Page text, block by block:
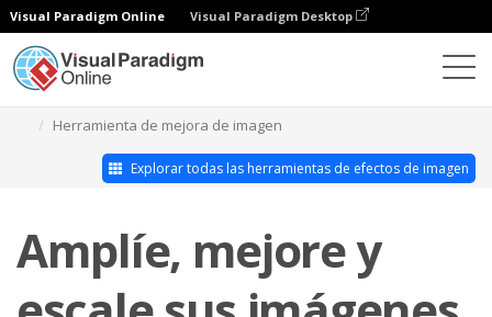
Visual Paradigm Online Visual Paradigm Desktop
Herramienta de mejora de imagen
Explorar todas las herramientas de efectos de imagen
Amplíe, mejore y